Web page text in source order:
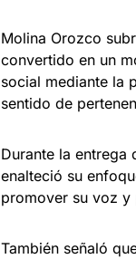
Molina Orozco
convertido en un
social mediante la
sentido de
Durante la entrega
enalteció su
promover su voz y
También señaló